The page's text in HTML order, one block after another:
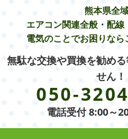
熊本県全
エアコン関連全般・配
電気のことでお困りなら
無駄な交換や買換を勧め
せん！
050-
電話受付 8:00～